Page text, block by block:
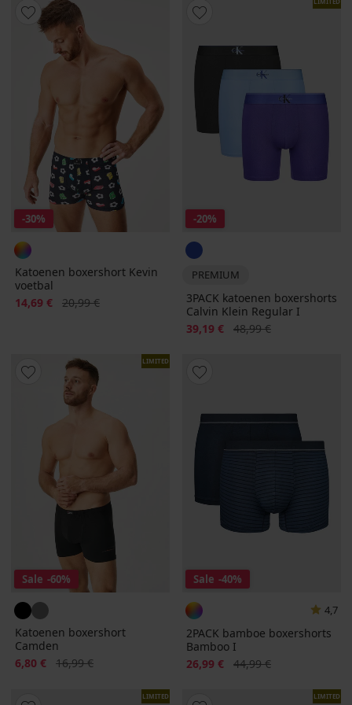
-30%
Katoenen boxershort Kevin
voetbal
Korting
14,69 € Oorspronkelijke prijs
20,99 €
-20%
PREMIUM
3PACK katoenen boxershorts
Calvin Klein Regular I
Korting
39,19 € Oorspronkelijke prijs
48,99 €
LIMITED
Sale -60%
Katoenen boxershort
Camden
Korting
6,80 € Oorspronkelijke prijs
16,99 €
Sale -40%
4,7
2PACK bamboe boxershorts
Bamboo I
Korting
26,99 € Oorspronkelijke prijs
44,99 €
LIMITED LIMITED